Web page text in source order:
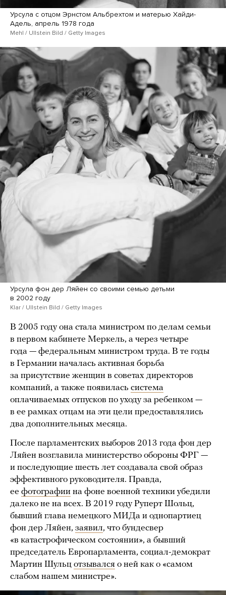
Урсула с отцом Эрнстом Альбрехтом и матерью Хайди-
Адель, апрель 1978 года
Mehl / Ullstein Bild / Getty Images
Урсула фон дер Ляйен со своими семью детьми
в 2002 году
Klar / Ullstein Bild / Getty Images
В 2005 году она стала министром по делам семьи
в первом кабинете Меркель, а через четыре
года — федеральным министром труда. В те годы
в Германии началась активная борьба
за присутствие женщин в советах директоров
компаний, а также появилась система
оплачиваемых отпусков по уходу за ребенком —
в ее рамках отцам на эти цели предоставлялись
два дополнительных месяца.
После парламентских выборов 2013 года фон дер
Ляйен возглавила министерство обороны ФРГ —
и последующие шесть лет создавала свой образ
эффективного руководителя. Правда,
ее фотографии на фоне военной техники убедили
далеко не на всех. В 2019 году Руперт Шольц,
бывший глава немецкого МИДа и однопартиец
фон дер Ляйен, заявил, что бундесвер
«в катастрофическом состоянии», а бывший
председатель Европарламента, социал-демократ
Мартин Шульц отзывался о ней как о «самом
слабом нашем министре».